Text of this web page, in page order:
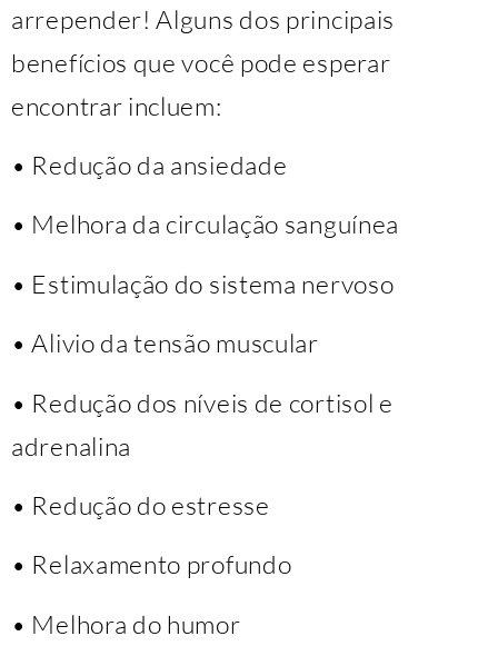
arrepender! Alguns dos principais
benefícios que você pode esperar
encontrar incluem:
• Redução da ansiedade
• Melhora da circulação sanguínea
• Estimulação do sistema nervoso
• Alivio da tensão muscular
• Redução dos níveis de cortisol e
adrenalina
• Redução do estresse
• Relaxamento profundo
• Melhora do humor